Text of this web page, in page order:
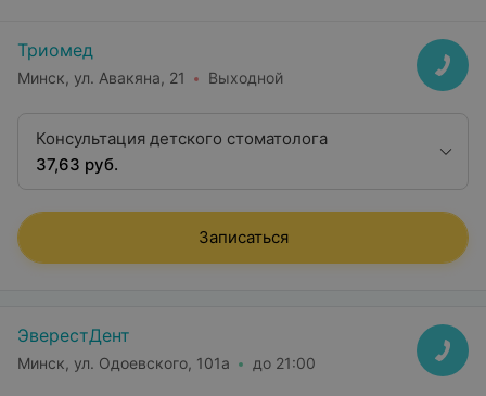
Триомед
Минск, ул. Авакяна, 21 Выходной
Консультация детского стоматолога
37,63 руб.
Записаться
ЭверестДент
Минск, ул. Одоевского, 101а до 21:00